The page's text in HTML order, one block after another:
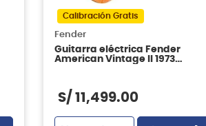
Calibración Gratis
Fender
Guitarra eléctrica Fender
American Vintage II 1973
S/ 11 ,499.00